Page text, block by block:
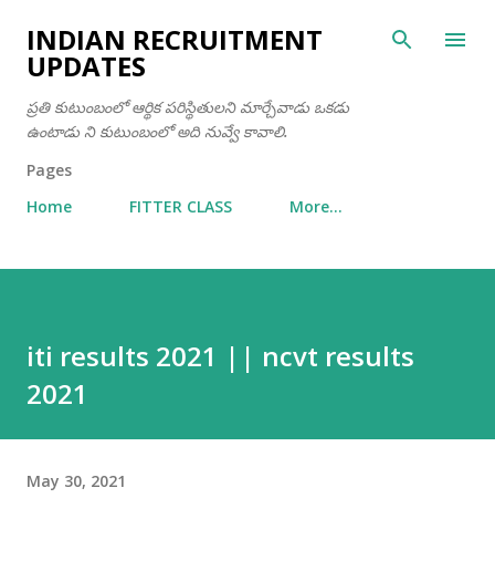
Skip to main content
INDIAN RECRUITMENT
UPDATES
ప్రతి కుటుంబంలో ఆర్థిక పరిస్థితులని మార్చేవాడు ఒకడు
ఉంటాడు ని కుటుంబంలో అది నువ్వే కావాలి.
Pages
Home
FITTER CLASS More…
iti results 2021 || ncvt results
2021
May 30, 2021